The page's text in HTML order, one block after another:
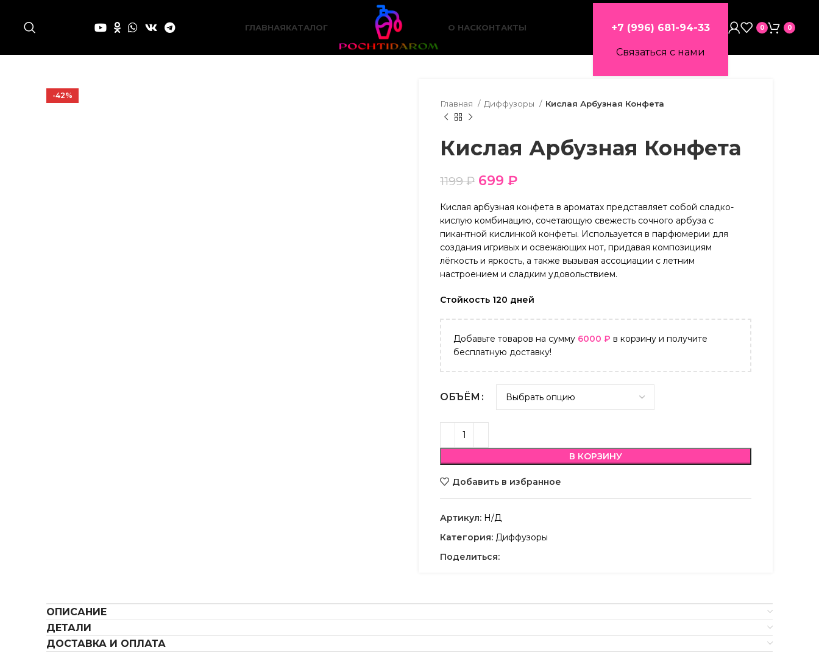
ГЛАВНАЯКАТАЛОГ О НАСКОНТАКТЫ +7 (996) 681-94-33
Связаться с нами
0 0
-42%
Главная Диффузоры Кислая Арбузная Конфета
Кислая Арбузная Конфета
1199₽ 699 ₽
Кислая арбузная конфета в ароматах представляет собой сладко-
кислую комбинацию, сочетающую свежесть сочного арбуза с
пикантной кислинкой конфеты. Используется в парфюмерии для
создания игривых и освежающих нот, придавая композициям
лёгкость и яркость, а также вызывая ассоциации с летним
настроением и сладким удовольствием.
Стойкость 120 дней
Добавьте товаров на сумму 6000 ₽ в корзину и получите
бесплатную доставку!
ОБЪЁМ
В КОРЗИНУ
Добавить в избранное
Артикул: Н/Д
Категория: Диффузоры
Поделиться:
ОПИСАНИЕ
ДЕТАЛИ
ДОСТАВКА И ОПЛАТА